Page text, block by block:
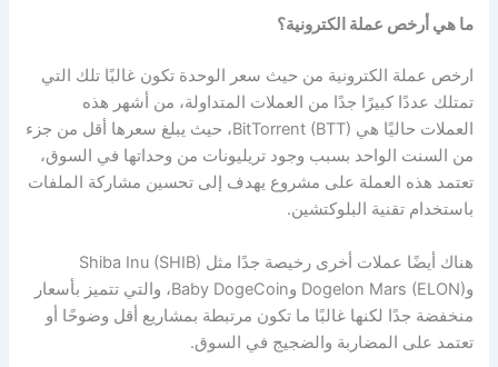
ما هي أرخص عملة الكترونية؟
ارخص عملة الكترونيةمن حيث سعر الوحدة تكون غالبًا تلك التي
تمتلك عددًا كبيرًا جدًا من العملات المتداولة، من أشهر هذه
العملات حاليًا هي BitTorrent (BTT)، حيث يبلغ سعرها أقل من جزء
من السنت الواحد بسبب وجود تريليونات من وحداتها في السوق،
تعتمد هذه العملة على مشروع يهدف إلى تحسين مشاركة الملفات
باستخدام تقنية البلوكتشين.
هناك أيضًا عملات أخرى رخيصة جدًا مثل Shiba Inu (SHIB)
وDogelon Mars (ELON) وBaby DogeCoin، والتي تتميز بأسعار
منخفضة جدًا لكنها غالبًا ما تكون مرتبطة بمشاريع أقل وضوحًا أو
تعتمد على المضاربة والضجيج في السوق.